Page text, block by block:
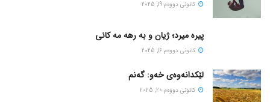
كانونی دووه‌م 19, 2025
پیره میرد؛ ژیان و به رهه مه کانی
كانونی دووه‌م 16, 2025
لێکدانەوەی خەو: گەنم
كانونی دووه‌م 20, 2025